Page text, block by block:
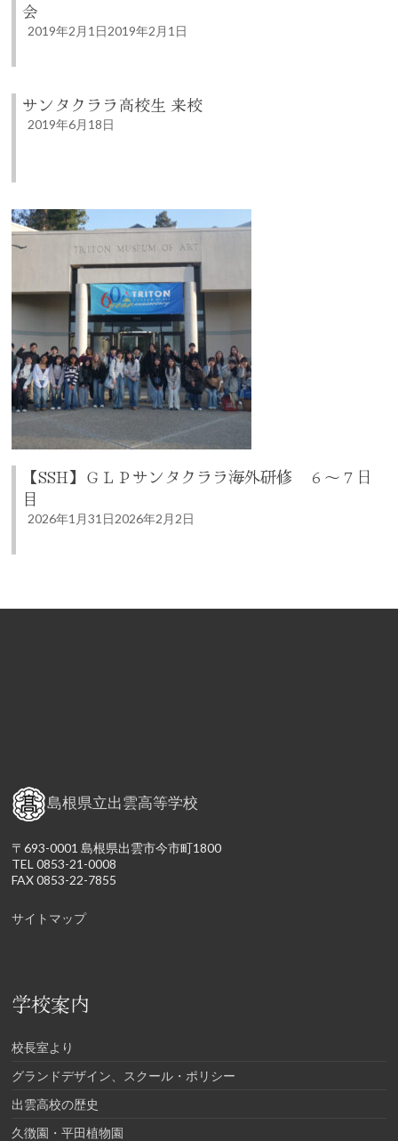
会
2019年2月1日2019年2月1日
サンタクララ高校生 来校
2019年6月18日
【SSH】ＧＬＰサンタクララ海外研修 ６～７日
目
2026年1月31日2026年2月2日
島根県立出雲高等学校
〒693-0001 島根県出雲市今市町1800
TEL 0853-21-0008
FAX 0853-22-7855
サイトマップ
学校案内
校長室より
グランドデザイン、スクール・ポリシー
出雲高校の歴史
久徴園・平田植物園